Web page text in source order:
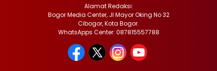
Alamat Redaksi:
Bogor Media Center, Jl Mayor Oking No 32
Cibogor, Kota Bogor.
WhatsApps Center: 087815557788